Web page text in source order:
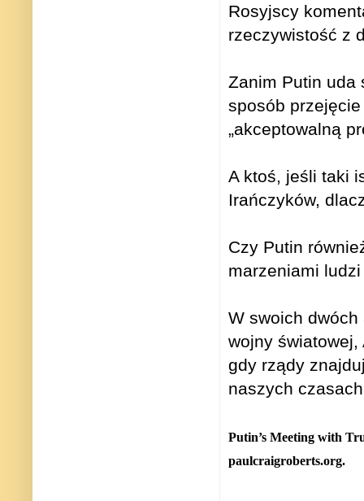
Rosyjscy
rzeczywistość z
Zanim Putin uda
sposób
„akceptowalną
A ktoś, jeśli taki
Irańczyków,
Czy Putin
marzeniami
W swoich dwóch
wojny
gdy rządy
naszych
Putin’s Meeting with
paulcraigroberts.org.